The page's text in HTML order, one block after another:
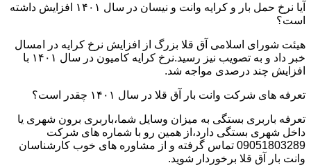
آیا نرخ حمل بار و کرایه وانت و نیسان در سال ۱۴۰۱ افزایش داشته
است؟
هیئت شورای اسلامی آق قلا بزرگ از افزایش نرخ کرایه در امسال
خبر داد و به تصویب نیز رسید.نرخ کرایه کامیون در سال ۱۴۰۱ با
افزایش چند درصدی مواجه شد.
تعرفه های شرکت وانت بار آق قلا در سال ۱۴۰۱ چقدر است؟
تعرفه باربری بستگی به میزان وسایل شما،باربری برون شهری یا
داخل شهری بستگی دارد،از همین رو با شماره های شرکت
09051803289 تماس گرفته و از مشاوره های خوب کارشناسان
وانت بار آق قلا برخوردار شوید.